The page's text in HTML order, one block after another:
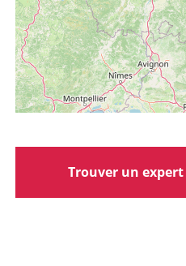
Trouver un